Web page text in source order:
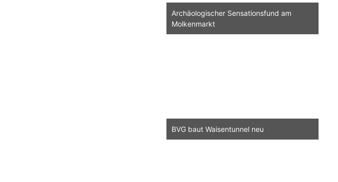
Archäologischer Sensationsfund am
Molkenmarkt
BVG baut Waisentunnel neu